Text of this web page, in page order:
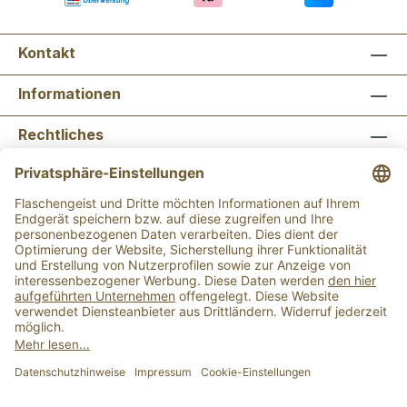
Baharat (Paprika, Cumin, Pfeffer, Nigella,
Piment, Nelken, Koriander, Muskat, Zimt,
Knoblauch, Kardamom), Petersilie, Minze
Nährwerte pro 100g:Energie
1345kJ/321kcalFett 2,1g davon gesättigte
Fettsäuren 0,5gKohlenhydrate 63gZucker
1,7gEiweiß 11,2gSalz 0 g
Kontakt
Informationen
Rechtliches
Newsletter abonnieren
Flaschengeist Bonn Flaschengeist Münster
Alle Preise inkl. gesetzl. Mehrwertsteuer zzgl.
Versandkosten